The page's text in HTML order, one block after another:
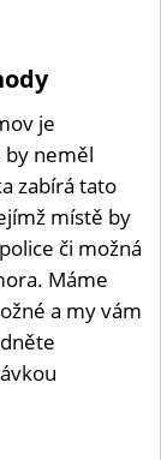
je
by neměl
zabírá tato
místě by
či možná
Máme
a my vám